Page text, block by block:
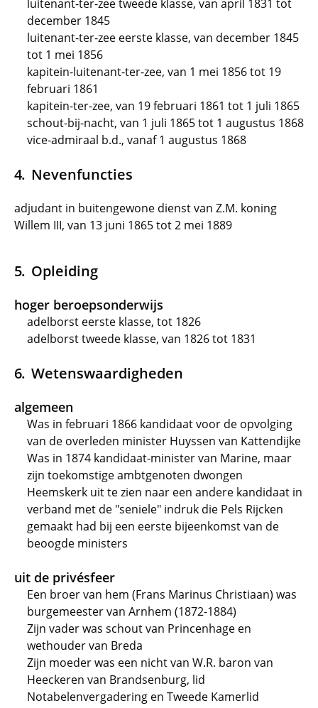
luitenant-ter-zee tweede klasse, van april 1831 tot
december 1845
luitenant-ter-zee eerste klasse, van december 1845
tot 1 mei 1856
kapitein-luitenant-ter-zee, van 1 mei 1856 tot 19
februari 1861
kapitein-ter-zee, van 19 februari 1861 tot 1 juli 1865
schout-bij-nacht, van 1 juli 1865 tot 1 augustus 1868
vice-admiraal b.d., vanaf 1 augustus 1868
Nevenfuncties
adjudant in buitengewone dienst van Z.M. koning
Willem III, van 13 juni 1865 tot 2 mei 1889
Opleiding
hoger beroepsonderwijs
adelborst eerste klasse, tot 1826
adelborst tweede klasse, van 1826 tot 1831
Wetenswaardigheden
algemeen
Was in februari 1866 kandidaat voor de opvolging
van de overleden minister Huyssen van Kattendijke
Was in 1874 kandidaat-minister van Marine, maar
zijn toekomstige ambtgenoten dwongen
Heemskerk uit te zien naar een andere kandidaat in
verband met de "seniele" indruk die Pels Rijcken
gemaakt had bij een eerste bijeenkomst van de
beoogde ministers
uit de privésfeer
Een broer van hem (Frans Marinus Christiaan) was
burgemeester van Arnhem (1872-1884)
Zijn vader was schout van Princenhage en
wethouder van Breda
Zijn moeder was een nicht van W.R. baron van
Heeckeren van Brandsenburg, lid
Notabelenvergadering en Tweede Kamerlid